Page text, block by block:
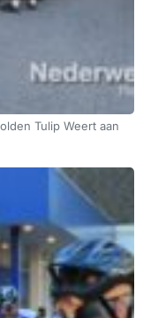
Tulip Weert aan